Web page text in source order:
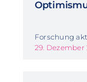
Forschung
29. Dezember